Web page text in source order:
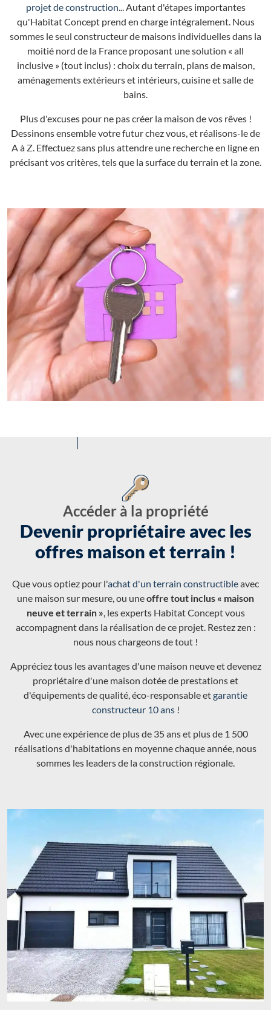
projet de construction... Autant d'étapes importantes
qu'Habitat Concept prend en charge intégralement. Nous
sommes le seul constructeur de maisons individuelles dans la
moitié nord de la France proposant une solution « all
inclusive » (tout inclus) : choix du terrain, plans de maison,
aménagements extérieurs et intérieurs, cuisine et salle de
bains.
Plus d'excuses pour ne pas créer la maison de vos rêves !
Dessinons ensemble votre futur chez vous, et réalisons-le de
A à Z. Effectuez sans plus attendre une recherche en ligne en
précisant vos critères, tels que la surface du terrain et la zone.
Accéder à la propriété
Devenir propriétaire avec les
offres maison et terrain !
Que vous optiez pour l'achat d'un terrain constructibleavec
une maison sur mesure, ou uneoffre tout inclus « maison
neuve et terrain », les experts Habitat Concept vous
accompagnent dans la réalisation de ce projet. Restez zen :
nous nous chargeons de tout !
Appréciez tous les avantages d'une maison neuve et devenez
propriétaire d'une maison dotée de prestations et
d'équipements de qualité, éco-responsable etgarantie
constructeur 10 ans!
Avec une expérience de plus de 35 ans et plus de 1 500
réalisations d'habitations en moyenne chaque année, nous
sommes les leaders de la construction régionale.